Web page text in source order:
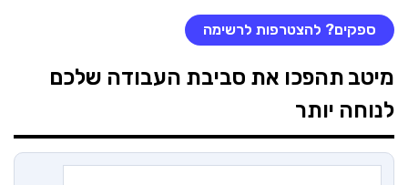
ספקים? להצטרפות לרשימה
מיטב תהפכו את סביבת העבודה שלכם
לנוחה יותר